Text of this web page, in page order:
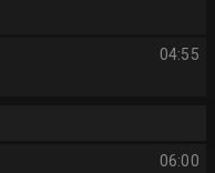
04:55
06:00